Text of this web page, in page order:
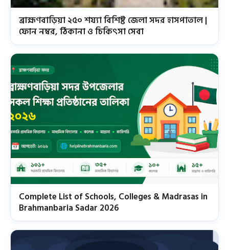
ব্রাহ্মণবাড়িয়া ২৫০ শয্যা বিশিষ্ট জেলা সদর হাসপাতাল |
ফোন নম্বর, ঠিকানা ও চিকিৎসা সেবা
Complete List of Schools, Colleges & Madrasas in
Brahmanbaria Sadar 2026